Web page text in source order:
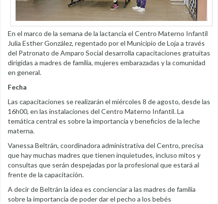
En el marco de la semana de la lactancia el Centro Materno Infantil
Julia Esther González, regentado por el Municipio de Loja a través
del Patronato de Amparo Social desarrolla capacitaciones gratuitas
dirigidas a madres de familia, mujeres embarazadas y la comunidad
en general.
Fecha
Las capacitaciones se realizarán el miércoles 8 de agosto, desde las
16h00, en las instalaciones del Centro Materno Infantil. La
temática central es sobre la importancia y beneficios de la leche
materna.
Vanessa Beltrán, coordinadora administrativa del Centro, precisa
que hay muchas madres que tienen inquietudes, incluso mitos y
consultas que serán despejadas por la profesional que estará al
frente de la capacitación.
A decir de Beltrán la idea es concienciar a las madres de familia
sobre la importancia de poder dar el pecho a los bebés